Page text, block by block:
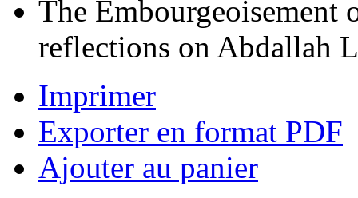
The Embourgeoisement
reflections on Abdallah
Imprimer
Exporter en format PDF
Ajouter au panier